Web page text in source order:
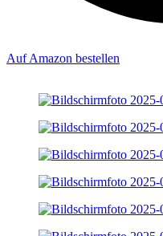
Auf Amazon bestellen